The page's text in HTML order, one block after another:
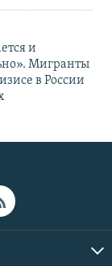
и
Мигранты
в России